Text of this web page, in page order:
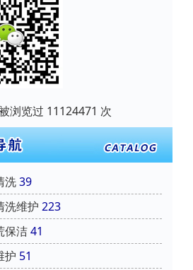
浏览过 11124471 次
洗39
洗维护 223
保洁41
护 51